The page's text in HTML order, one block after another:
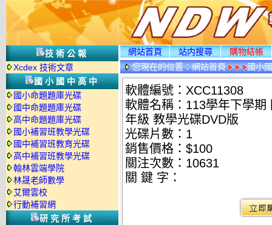
技術公報
Xcdex 技術文章
國小國中高中
國小命題題庫光碟
國中命題題庫光碟
高中命題題庫光碟
國小補習班教學光碟
國中補習班教育光碟
高中補習班教學光碟
翰林雲端學院
林晟老師數學
艾爾雲校
行動補習網
研究所考試
網站首頁 站内搜尋
購物結帳
您現在的位置：網站首頁 國小
軟體編號：XCC11308
軟體名稱：113學年下學
年級 教學光碟DVD版
光碟片數：1
銷售價格：$100
關注次數： 10631
關 鍵 字：